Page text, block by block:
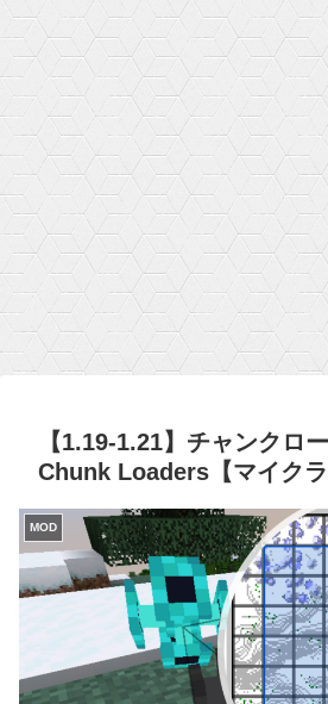
【1.19-1.21】チャンクロ
Chunk Loaders【マイクラ
MOD